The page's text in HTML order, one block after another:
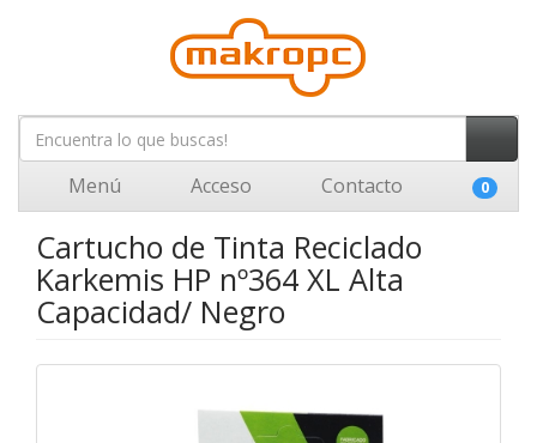
Menú Acceso Contacto 0
Cartucho de Tinta Reciclado
Karkemis HP nº364 XL Alta
Capacidad/ Negro